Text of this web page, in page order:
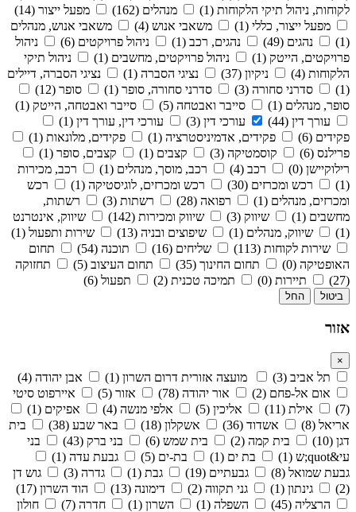
לקוחות, ניהול תיקי הלקוחות (1)
מנהלים (162)
מפעל ייצור (14)
מפעל ייצור, כללי (1)
משאבי אנוש (4)
משאבי אנוש, מנהלים
(1)
נהגים (49) נהגים, רכב (1) ניהול פרויקטים (6)
ניהול
פרויקטים, הייטק (1)
ניהול פרויקטים, מחשבים (1)
ניהול תיקי
הלקוחות (4)
ניקיון (37) נציגי הסברה (1)
נציגי הסברה, דיילים
(1)
סדרני סחורה (3) סדרני סחורה, סופר (1)
סופר (12)
סופר, מנהלים (1)
סייבר ואבטחה (5)
סייבר ואבטחה, הייטק (1)
עורך דין (44)
עורכי דין (3)
עורכי דין, עורך דין (1)
פקידים (6)
פקידים, אדמיניסטרציה (1)
פקידים, מלונאות (1)
פרילנס (6)
קוסמטיקה (3) קצבים (1)
קצבים, סופר (1)
רילוקיישן (0)
רכב (4) רכב, מוסך, מנהלים (1)
רכב, מכירות
(1)
רכש ומכרזים (30) רכש ומכרזים, לוגיסטיקה (1)
רכש
ומכרזים, מנהלים (1)
רפואה (28) רשתות (3)
רשתות,
מחשבים (1)
שיווק (3) שיווק ומכירות (142)
שיווק, אינטרנט
(1)
שיווק, מנהלים (1) שיפוצים ובניה (13)
שירות ותפעול (1)
שירות לקוחות (113)
שליחים (16) תוכנה (54)
תחום
האופטיקה (0)
תחום החינוך (35) תחום העיצוב (5)
תחזוקה
(27)
תיירות (0) תמיכה טכנית (2) תפעול (6)
ביטול החל
אזור
×
תל אביב (3) מועצה אזורית דרום השרון (1)
אבן יהודה (4)
אום אל-פחם (2)
אור יהודה (78) אזור (5)
איירפוט סיטי
(7)
אילת (11) אליכין (5) אלפי מנשה (4)
אפיקים (1)
אריאל (8)
אשדוד (36) אשקלון (18) באר שבע (38)
בית
דגן (10)
בית קמה (2) בית שמש (6) בני ברק (43)
בני
עי&quot;ש (1)
בת ים (1) בת-ים (5)
גבעת עדה (1)
גבעת שמואל (8)
גבעתיים (19) גבת (1) גדרה (3)
גוש דן
(2)
גינתון (1) גני תקווה (2) דימונה (13)
הוד השרון (17)
הרצליה (45)
השפלה (1) השרון (1) חדרה (7)
חולון